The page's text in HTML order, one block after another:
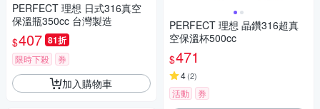
PERFECT 理想 日式316真空
保溫瓶350cc 台灣製造
$407 81折
限時下殺 券
加入購物車
PERFECT 理想 晶鑽316超真
空保溫杯500cc
$471
4(2)
活動 券